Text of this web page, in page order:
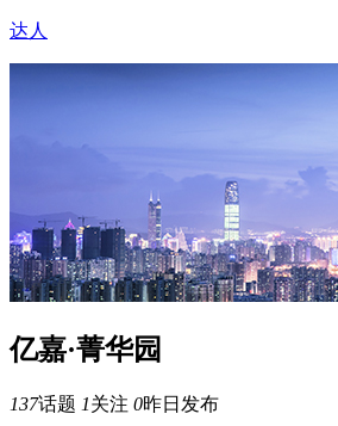
达人
亿嘉·菁华园
137话题 1关注 0昨日发布